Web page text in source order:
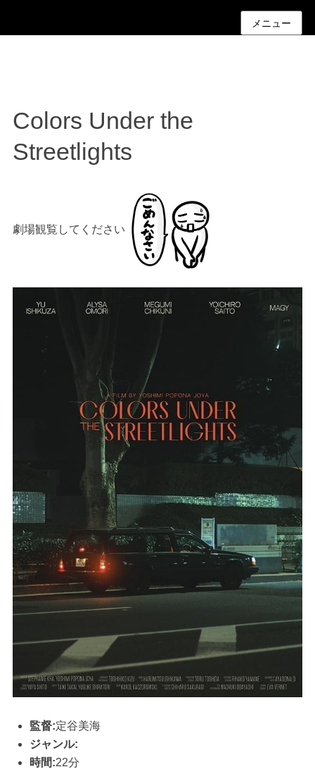
メニュー
Colors Under the
Streetlights
劇場観覧してください
監督:定谷美海
ジャンル:
時間:22分